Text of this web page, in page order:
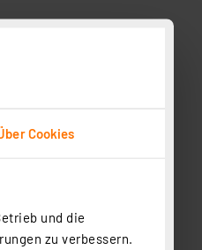
Cookies
und die
zu verbessern.